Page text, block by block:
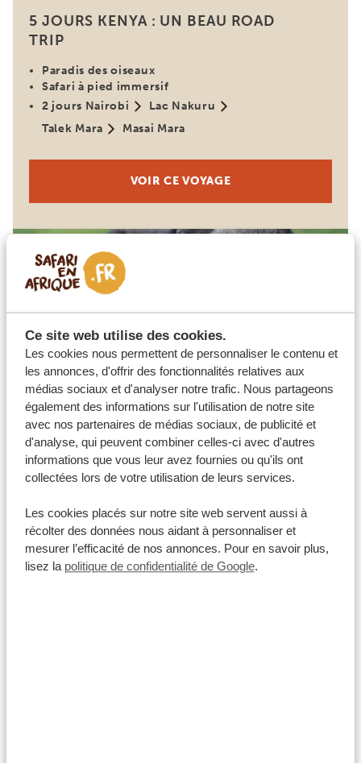
Ce site web utilise des cookies.
Les cookies nous permettent de personnaliser le contenu et
les annonces, d'offrir des fonctionnalités relatives aux
médias sociaux et d'analyser notre trafic. Nous partageons
également des informations sur l'utilisation de notre site
avec nos partenaires de médias sociaux, de publicité et
d'analyse, qui peuvent combiner celles-ci avec d'autres
informations que vous leur avez fournies ou qu'ils ont
collectées lors de votre utilisation de leurs services.
Les cookies placés sur notre site web servent aussi à
récolter des données nous aidant à personnaliser et
mesurer l’efficacité de nos annonces. Pour en savoir plus,
lisez la politique de confidentialité de Google.
5 JOURS KENYA : UN BEAU ROAD
TRIP
Paradis des oiseaux
Safari à pied immersif
2 jours Nairobi
Lac Nakuru
Talek Mara
Masai Mara
VOIR CE VOYAGE
Ouganda
À PARTIR DE 1829 €
ANIMALIER ET TREKKING DES
GORILLES
Rencontre exceptionnelle avec les gorilles
Trajets en voiture pittoresques
3 jours Entebbe
Queen Elizabeth
2 jours Forêt impénétrable de Bwindi
Kenya